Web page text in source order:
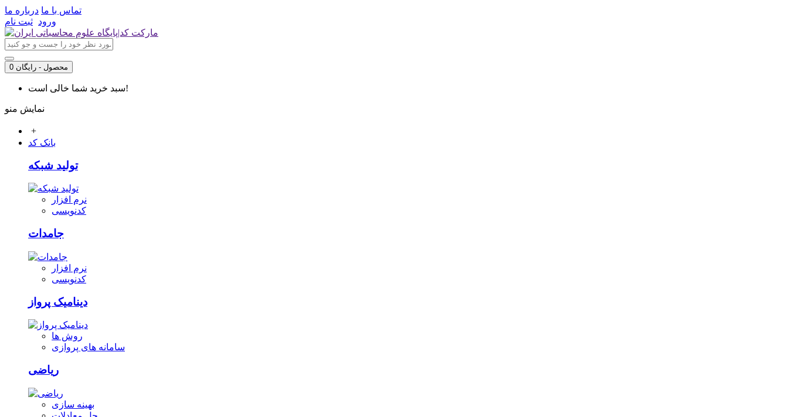
تماس با ما درباره ما
ورود ثبت نام
0 محصول - رایگان
سبد خرید شما خالی است!
نمایش منو
+
بانک کد
تولید شبکه
نرم افزار
کدنویسی
جامدات
نرم افزار
کدنویسی
دینامیک پرواز
روش ها
سامانه های پروازی
ریاضی
بهینه سازی